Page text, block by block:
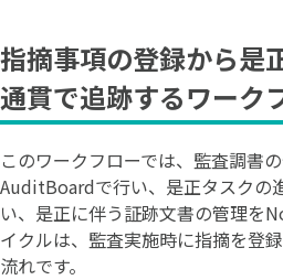
指摘事項の登録から是
通貫で追跡するワーク
このワークフローでは、監査調書
AuditBoardで行い、是正タスクの
い、是正に伴う証跡文書の管理を
イクルは、監査実施時に指摘を登
流れです。